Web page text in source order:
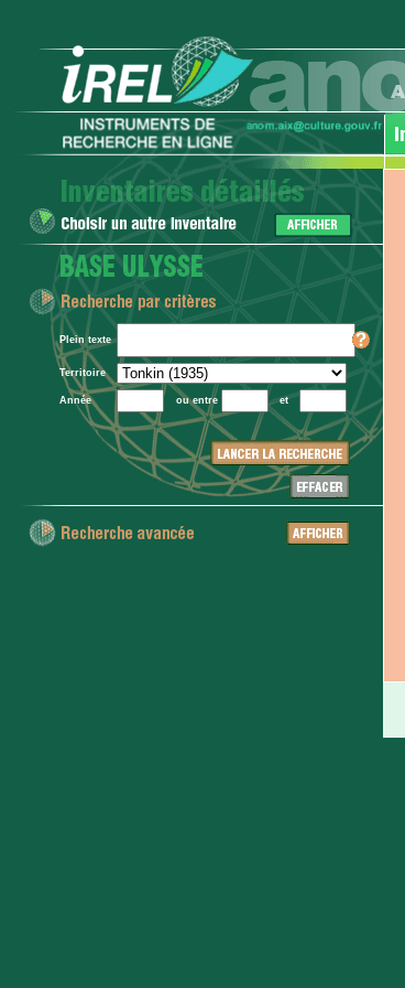
Plein texte
Territoire
Année ou entre et